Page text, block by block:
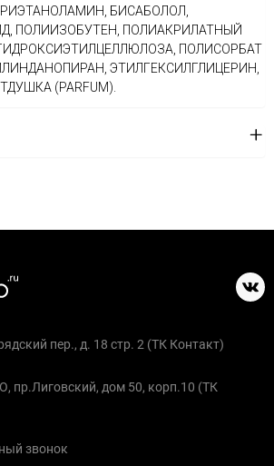
БИСАБОЛОЛ,
ПОЛИИЗОБУТЕН, ПОЛИАКРИЛАТНЫЙ
ПОЛИСОРБАТ
ЭТИЛГЕКСИЛГЛИЦЕРИН,
(PARFUM).
пер., д. 18 стр. 2 (ТК Контакт)
пр.Лиговский, дом 50, корп.10 (ТК
звонок